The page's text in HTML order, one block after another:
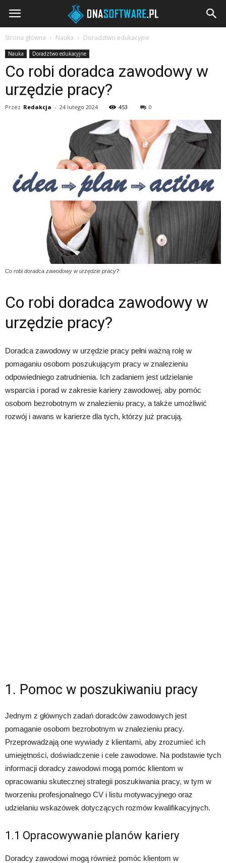
DNAsoftware.pl
Strona główna Nauka Doradztwo edukacyjne
Nauka Doradztwo edukacyjne
Co robi doradca zawodowy w
urzędzie pracy?
Przez Redakcja - 24 lutego 2024 453 0
Co robi doradca zawodowy w urzędzie pracy?
Co robi doradca zawodowy w
urzędzie pracy?
Doradca zawodowy w urzędzie pracy pełni ważną rolę w
pomaganiu osobom poszukującym pracy w znalezieniu
odpowiedniego zatrudnienia. Ich zadaniem jest udzielanie
wsparcia i porad w zakresie kariery zawodowej, aby pomóc
osobom bezrobotnym w znalezieniu pracy, a także umożliwić
rozwój i awans w karierze dla tych, którzy już pracują.
1. Pomoc w poszukiwaniu pracy
Jednym z głównych zadań doradców zawodowych jest
pomaganie osobom bezrobotnym w znalezieniu pracy.
Przeprowadzają one wywiady z klientami, aby zrozumieć ich
umiejętności, doświadczenie i cele zawodowe. Na podstawie tych
informacji doradcy zawodowi mogą pomóc klientom w
opracowaniu skutecznej strategii poszukiwania pracy, w tym w
tworzeniu profesjonalnego CV i listu motywacyjnego oraz
udzielaniu wskazówek dotyczących rozmów kwalifikacyjnych.
1.1 Opracowywanie planów kariery
Doradcy zawodowi mogą również pomóc klientom w